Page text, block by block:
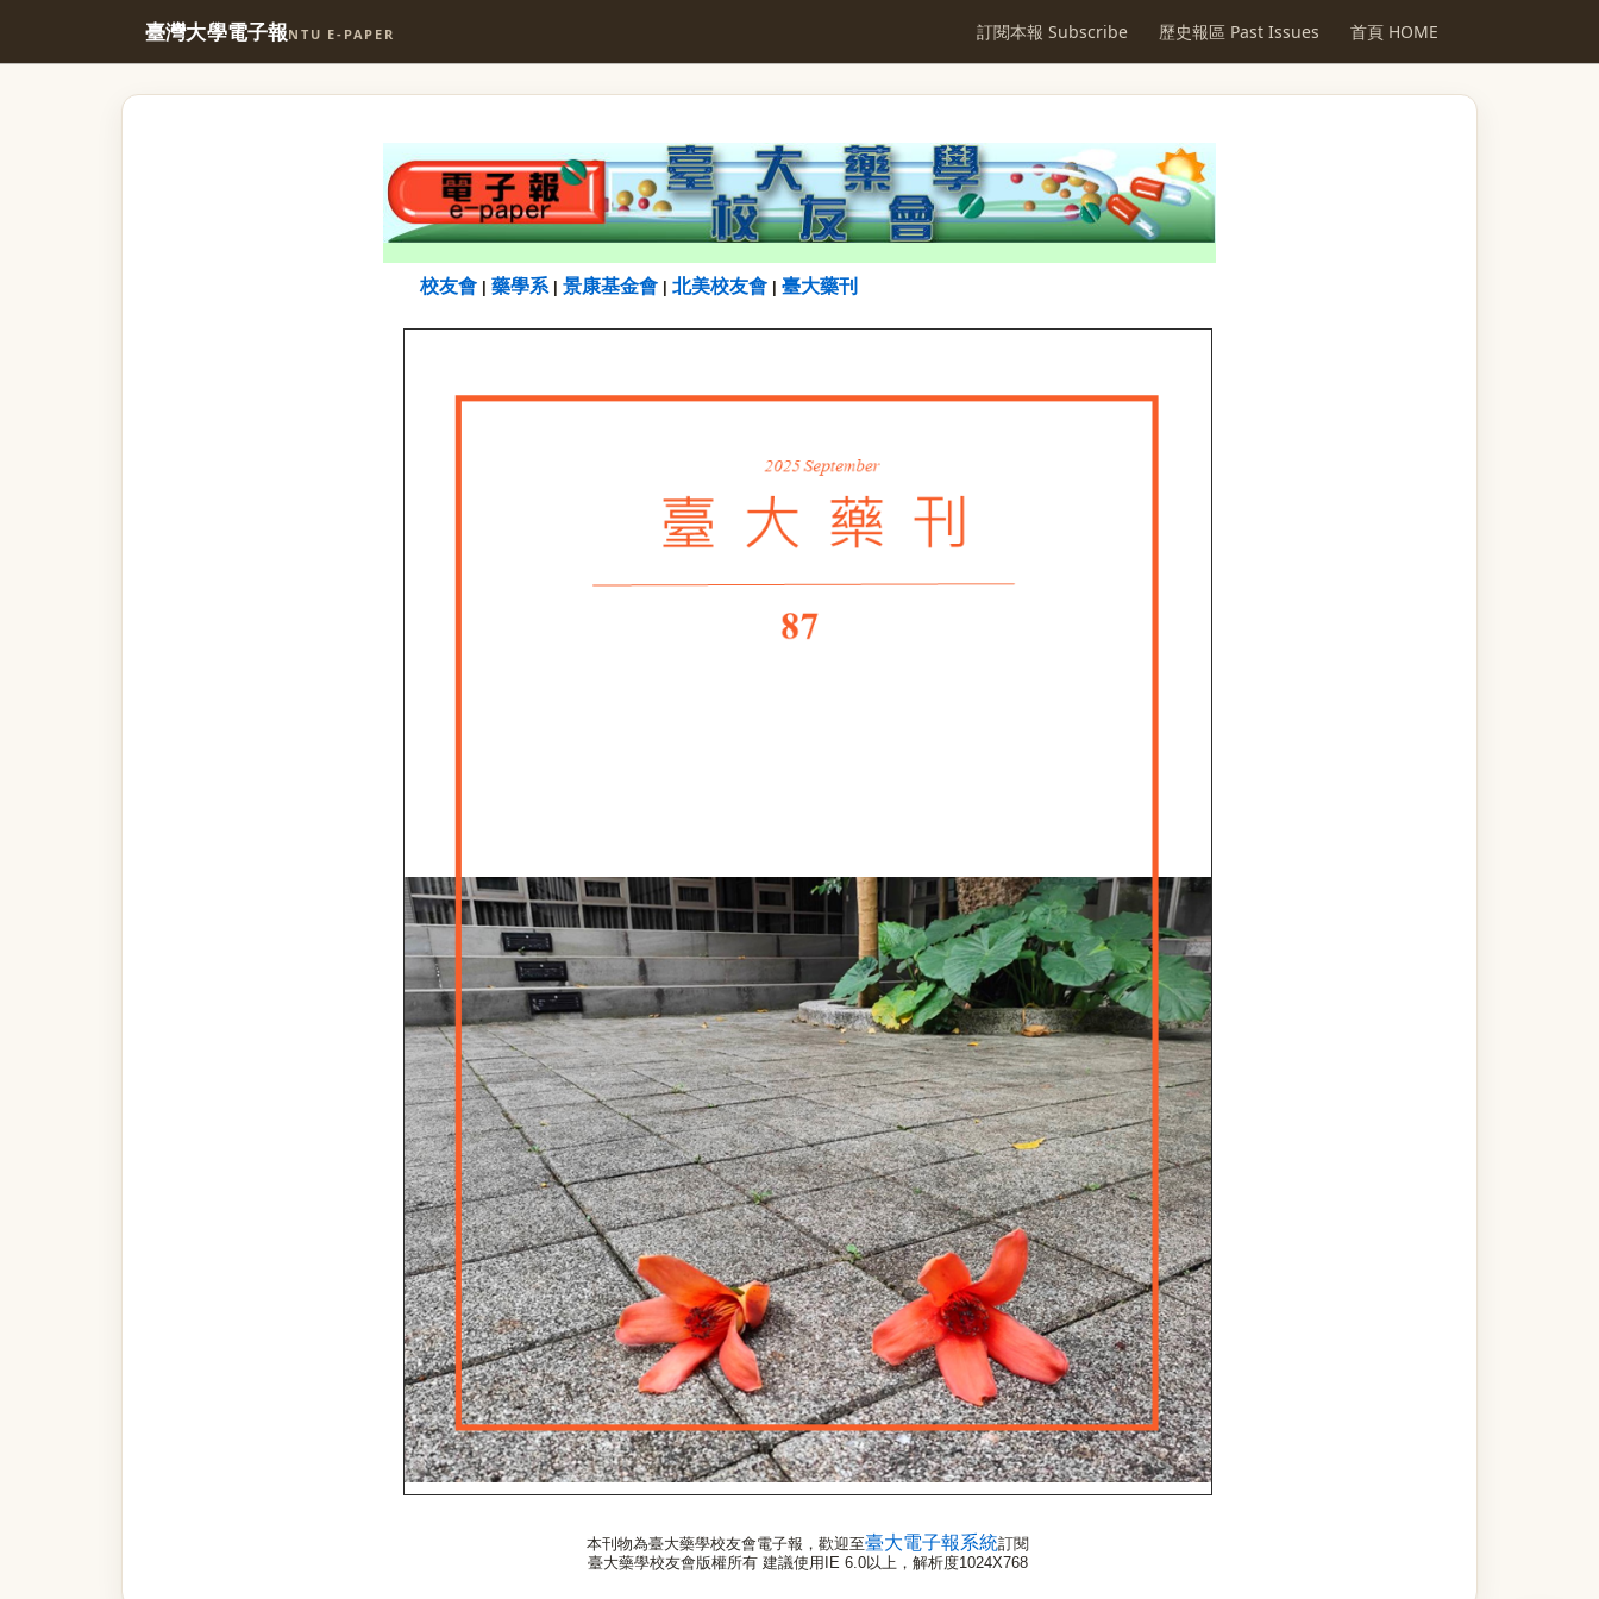
臺灣大學電子報NTU E-PAPER 訂閱本報 Subscribe 歷史報區 Past Issues 首頁 HOME
校友會 藥學系| 景康基金會 北美校友會 臺大藥刊
本刊物為臺大藥學校友會電子報，歡迎至臺大電子報系統訂閱
臺大藥學校友會版權所有 建議使用IE 6.0以上，解析度1024X768